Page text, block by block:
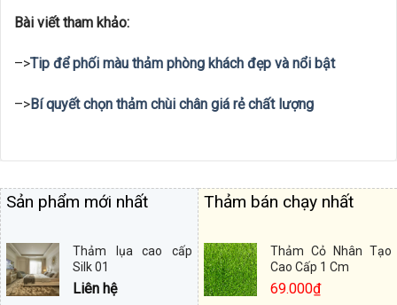
Bài viết tham khảo:
–>Tip để phối màu thảm phòng khách đẹp và nổi bật
–>Bí quyết chọn thảm chùi chân giá rẻ chất lượng
Sản phẩm mới nhất
Thảm lụa cao cấp
Silk 01
Liên hệ
Thảm bán chạy nhất
Thảm Cỏ Nhân Tạo
Cao Cấp 1 Cm
69.000₫